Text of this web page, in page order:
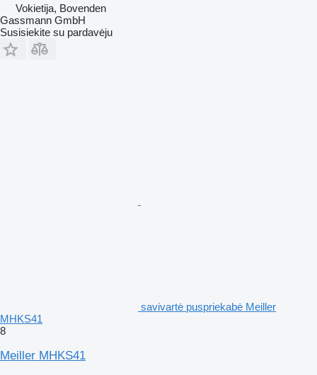
Vokietija, Bovenden
Gassmann GmbH
Susisiekite su pardavėju
savivartė puspriekabė Meiller
MHKS41
8
Meiller MHKS41